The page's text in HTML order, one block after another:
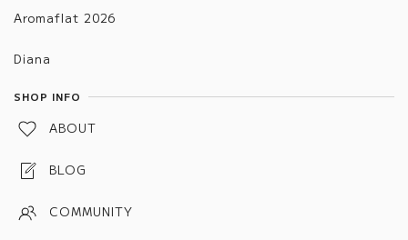
グラデーション
パープル
Aromaflat 2026
Diana
SHOP INFO
ABOUT
BLOG
COMMUNITY